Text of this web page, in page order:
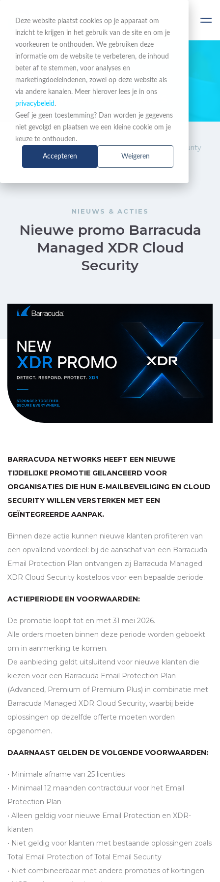
Deze website plaatst cookies op je apparaat om
inzicht te krijgen in het gebruik van de site en om je
voorkeuren te onthouden. We gebruiken deze
informatie om de website te verbeteren, de inhoud
beter af te stemmen, voor analyses en
marketingdoeleindenen, zowel op deze website als
via andere kanalen. Meer hierover lees je in ons
privacybeleid .
Geef je geen toestemming? Dan worden je gegevens
niet gevolgd en plaatsen we een kleine cookie om je
keuze te onthouden.
Accepteren Weigeren
BLIJF OP DE HOOGTE
Nieuws & Acties
Nieuws &
Acties
Managed XDR Cloud Security
NIEUWS & ACTIES
Nieuwe promo Barracuda
Managed XDR Cloud
Security
BARRACUDA NETWORKS HEEFT EEN NIEUWE
TIJDELIJKE PROMOTIE GELANCEERD VOOR
ORGANISATIES DIE HUN E-MAILBEVEILIGING EN CLOUD
SECURITY WILLEN VERSTERKEN MET EEN
GEÏNTEGREERDE AANPAK.
Binnen deze actie kunnen nieuwe klanten profiteren van
een opvallend voordeel: bij de aanschaf van een Barracuda
Email Protection Plan ontvangen zij Barracuda Managed
XDR Cloud Security kosteloos voor een bepaalde periode.
ACTIEPERIODE EN VOORWAARDEN:
De promotie loopt tot en met 31 mei 2026.
Alle orders moeten binnen deze periode worden geboekt
om in aanmerking te komen.
De aanbieding geldt uitsluitend voor nieuwe klanten die
kiezen voor een Barracuda Email Protection Plan
(Advanced, Premium of Premium Plus) in combinatie met
Barracuda Managed XDR Cloud Security, waarbij beide
oplossingen op dezelfde offerte moeten worden
opgenomen.
DAARNAAST GELDEN DE VOLGENDE VOORWAARDEN:
• Minimale afname van 25 licenties
• Minimaal 12 maanden contractduur voor het Email
Protection Plan
• Alleen geldig voor nieuwe Email Protection en XDR-
klanten
• Niet geldig voor klanten met bestaande oplossingen zoals
Total Email Protection of Total Email Security
• Niet combineerbaar met andere promoties of kortingen